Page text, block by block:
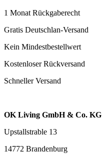
1 Monat Rückgaberecht
Gratis Deutschlan-Versand
Kein Mindestbestellwert
Kostenloser Rückversand
Schneller Versand
OK Living GmbH & Co. KG
Upstallstrable 13
14772 Brandenburg